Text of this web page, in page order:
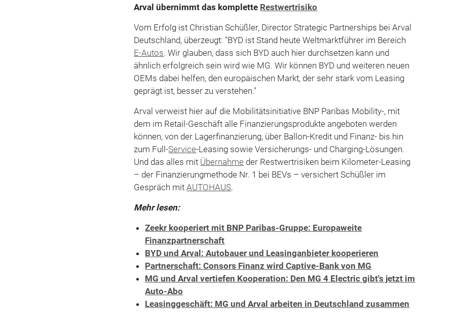
Arval übernimmt das komplette Restwertrisiko
Vom Erfolg ist Christian Schüßler, Director Strategic Partnerships bei Arval
Deutschland, überzeugt: "BYD ist Stand heute Weltmarktführer im Bereich
E-Autos. Wir glauben, dass sich BYD auch hier durchsetzen kann und
ähnlich erfolgreich sein wird wie MG. Wir können BYD und weiteren neuen
OEMs dabei helfen, den europäischen Markt, der sehr stark vom Leasing
geprägt ist, besser zu verstehen."
Arval verweist hier auf die Mobilitätsinitiative BNP Paribas Mobility-, mit
dem im Retail-Geschäft alle Finanzierungsprodukte angeboten werden
können, von der Lagerfinanzierung, über Ballon-Kredit und Finanz- bis hin
zum Full-Service-Leasing sowie Versicherungs- und Charging-Lösungen.
Und das alles mit Übernahme der Restwertrisiken beim Kilometer-Leasing
– der Finanzierungmethode Nr. 1 bei BEVs – versichert Schüßler im
Gespräch mitAUTOHAUS.
Mehr lesen:
Zeekr kooperiert mit BNP Paribas-Gruppe: Europaweite
Finanzpartnerschaft
BYD und Arval: Autobauer und Leasinganbieter kooperieren
Partnerschaft: Consors Finanz wird Captive-Bank von MG
MG und Arval vertiefen Kooperation: Den MG 4 Electric gibt's jetzt im
Auto-Abo
Leasinggeschäft: MG und Arval arbeiten in Deutschland zusammen